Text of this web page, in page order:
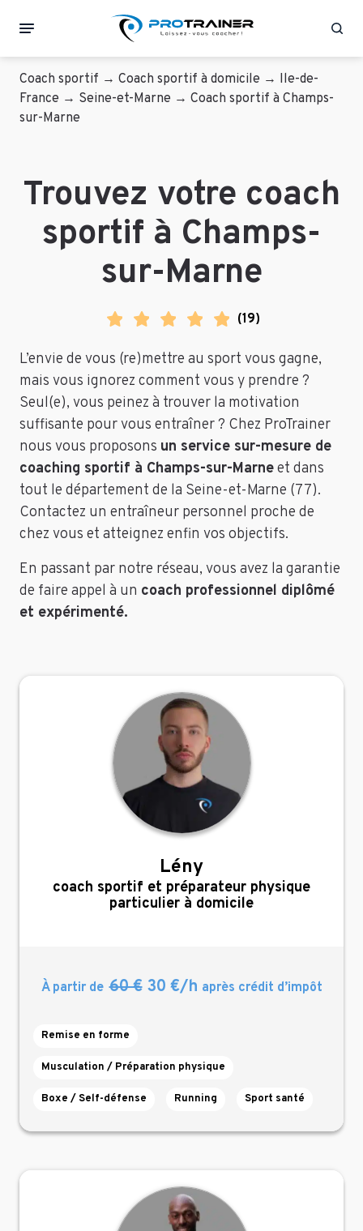
Coach sportif → Coach sportif à domicile → Ile-de-
France → Seine-et-Marne → Coach sportif à Champs-
sur-Marne
Trouvez votre coach
sportif à Champs-
sur-Marne
(19)
L’envie de vous (re)mettre au sport vous gagne,
mais vous ignorez comment vous y prendre ?
Seul(e), vous peinez à trouver la motivation
suffisante pour vous entraîner ? Chez ProTrainer
nous vous proposons un service sur-mesure de
coaching sportif à Champs-sur-Marneet dans
tout le département de la Seine-et-Marne (77).
Contactez un entraîneur personnel proche de
chez vous et atteignez enfin vos objectifs.
En passant par notre réseau, vous avez la garantie
de faire appel à un coach professionnel diplômé
et expérimenté.
Lény
,
coach sportif et préparateur physique
particulier à domicile
À partir de 60 €30 €/h après crédit d’impôt
Remise en forme
Musculation / Préparation physique
Boxe / Self-défense Running Sport santé